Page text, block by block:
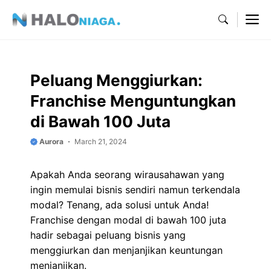
Peluang Menggiurkan:
Franchise Menguntungkan
di Bawah 100 Juta
Aurora March 21, 2024
Apakah Anda seorang wirausahawan yang
ingin memulai bisnis sendiri namun terkendala
modal? Tenang, ada solusi untuk Anda!
Franchise dengan modal di bawah 100 juta
hadir sebagai peluang bisnis yang
menggiurkan dan menjanjikan keuntungan
menjanjikan.